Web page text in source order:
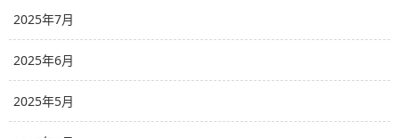
2025年7月
2025年6月
2025年5月